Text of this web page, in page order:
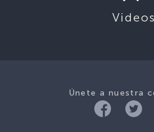
Videos
Únete a nuestra